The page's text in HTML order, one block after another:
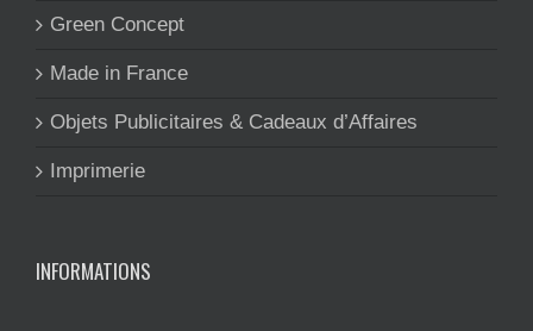
Green Concept
Made in France
Objets Publicitaires & Cadeaux d’Affaires
Imprimerie
INFORMATIONS